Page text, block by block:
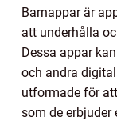
Barnappar är
att underhålla
Dessa appar
och andra
utformade för
som de